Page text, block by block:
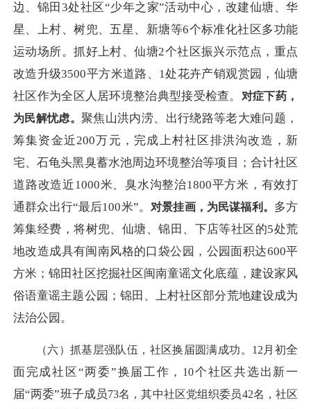
边、锦田3处社区“少年之家”活动中心，改建仙塘、华
星、上村、树兜、五星、新塘等6个标准化社区多功能
运动场所。抓好上村、仙塘2个社区振兴示范点，重点
改造升级3500平方米道路、1处花卉产销观赏园，仙塘
社区作为全区人居环境整治典型接受检查。
对症下药，
为民解忧虑。聚焦山洪内涝、出行绕路等老大难问题，
筹集资金近200万元，完成上村社区排洪沟改造，新
宅、石龟头黑臭蓄水池周边环境整治等项目；合计社区
道路改造近1000米、臭水沟整治1800平方米，有效打
通群众出行“最后100米”。
对景挂画，为民谋福利。 多方
筹集经费，将树兜、仙塘、锦田、下店等社区的5处荒
地改造成具有闽南风格的口袋公园，公园面积达600平
方米；锦田社区挖掘社区闽南童谣文化底蕴，建设家风
俗语童谣主题公园；锦田、上村社区部分荒地建设成为
法治公园。
（六）抓基层强队伍，社区换届圆满成功。 1 2月初全
面完成社区“两委”换届工作， 10个社区共选出新一
届“两委”班子成员73名，其中社区党组织委员42名，社区